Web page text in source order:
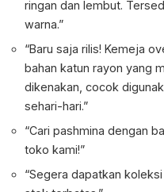
ringan dan lembut.
warna.”
“Baru saja rilis! Kemeja
bahan katun rayon yang
dikenakan, cocok
sehari-hari.”
“Cari pashmina dengan
toko kami!”
“Segera dapatkan